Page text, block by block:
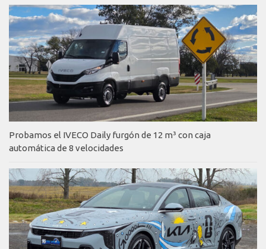
Probamos el IVECO Daily furgón de 12 m³ con caja
automática de 8 velocidades